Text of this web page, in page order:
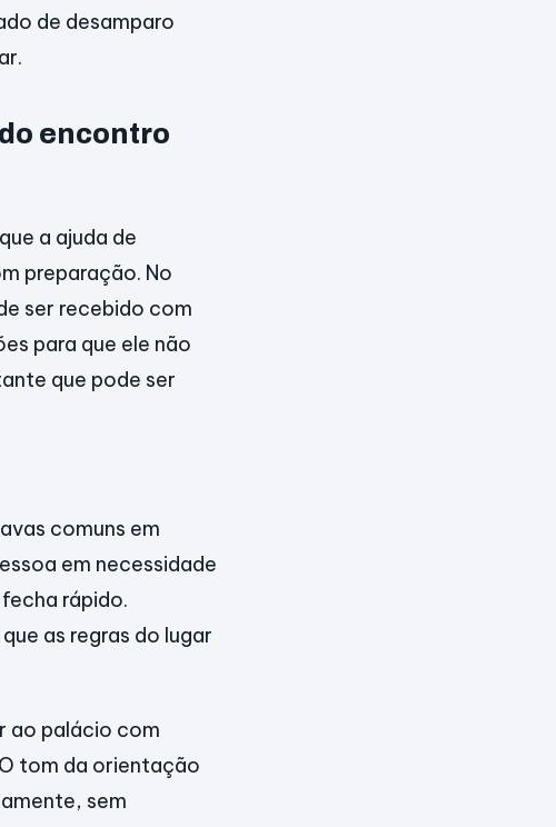
de desamparo
encontro
a ajuda de
preparação. No
ser recebido com
para que ele não
que pode ser
comuns em
em necessidade
rápido.
as regras do lugar
ao palácio com
tom da orientação
sem